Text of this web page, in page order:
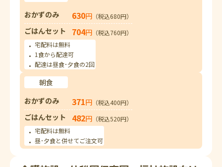
おかずのみ
630円 （税込680円）
ごはんセット 704円 （税込760円）
宅配料は無料
1食から配達可
配達は昼食･夕食の2回
朝食
おかずのみ
371円 （税込400円）
ごはんセット 482円 （税込520円）
宅配料は無料
昼･夕食と併せてご注文可